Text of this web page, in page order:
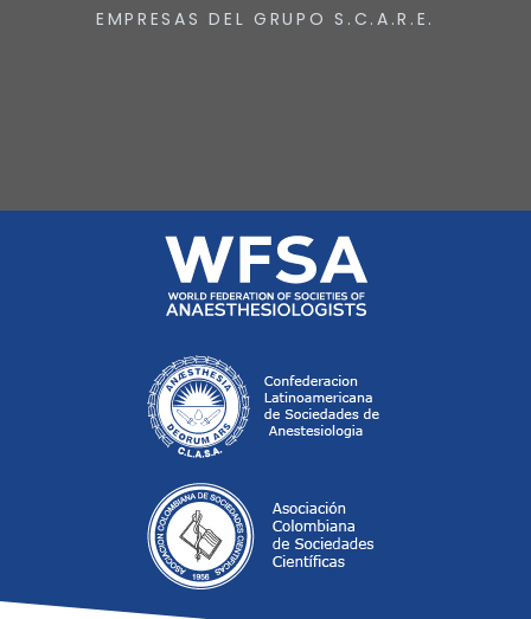
EMPRESAS DEL GRUPO S.C.A.R.E.